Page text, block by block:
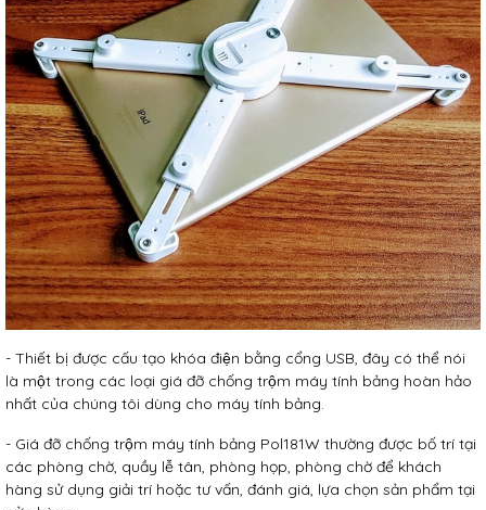
- Thiết bị được cấu tạo khóa điện bằng cổng USB, đây có thể nói
là một trong các loại giá đỡ chống trộm máy tính bảng hoàn hảo
nhất của chúng tôi dùng cho máy tính bảng.
- Giá đỡ chống trộm máy tính bảng Pol181W thường được bố trí tại
các phòng chờ, quầy lễ tân, phòng họp, phòng chờ để khách
hàng sử dụng giải trí hoặc tư vấn, đánh giá, lựa chọn sản phẩm tại